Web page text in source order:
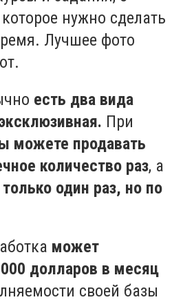
нужно сделать
Лучшее фото
есть два вида
При
можете продавать
количество раз, а
один раз, но по
может
долларов в месяц
своей базы